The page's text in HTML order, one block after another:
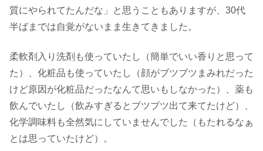
質にやられてたんだな」と思うこともありますが、30代
半ばまでは自覚がないまま生きてきました。
柔軟剤入り洗剤も使っていたし（簡単でいい香りと思って
た）、化粧品も使っていたし（顔がブツブツまみれだった
けど原因が化粧品だったなんて思いもしなかった）、薬も
飲んでいたし（飲みすぎるとブツブツ出て来てたけど）、
化学調味料も全然気にしていませんでした（もたれるなぁ
とは思っていたけど）。